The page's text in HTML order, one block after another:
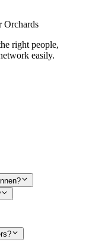
Orchards
right people,
easily.